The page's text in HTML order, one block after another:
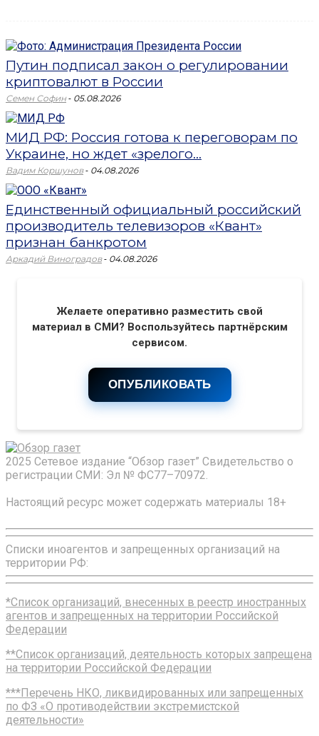
Путин подписал закон о регулировании
криптовалют в России
Семен Софин - 05.08.2026
МИД РФ: Россия готова к переговорам по
Украине, но ждет «зрелого...
Вадим Коршунов - 04.08.2026
Единственный официальный российский
производитель телевизоров «Квант»
признан банкротом
Аркадий Виноградов - 04.08.2026
Желаете оперативно разместить свой
материал в СМИ? Воспользуйтесь партнёрским
сервисом.
ОПУБЛИКОВАТЬ
2025 Сетевое издание “Обзор газет” Свидетельство о
регистрации СМИ: Эл № ФС77–70972.
Настоящий ресурс может содержать материалы 18+
Списки иноагентов и запрещенных организаций на
территории РФ:
*Список организаций, внесенных в реестр иностранных
агентов и запрещенных на территории Российской
Федерации
**Список организаций, деятельность которых запрещена
на территории Российской Федерации
***Перечень НКО, ликвидированных или запрещенных
по ФЗ «О противодействии экстремистской
деятельности»